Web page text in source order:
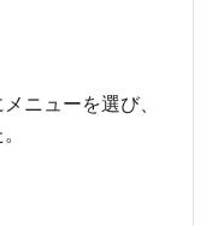
ニューを選び、